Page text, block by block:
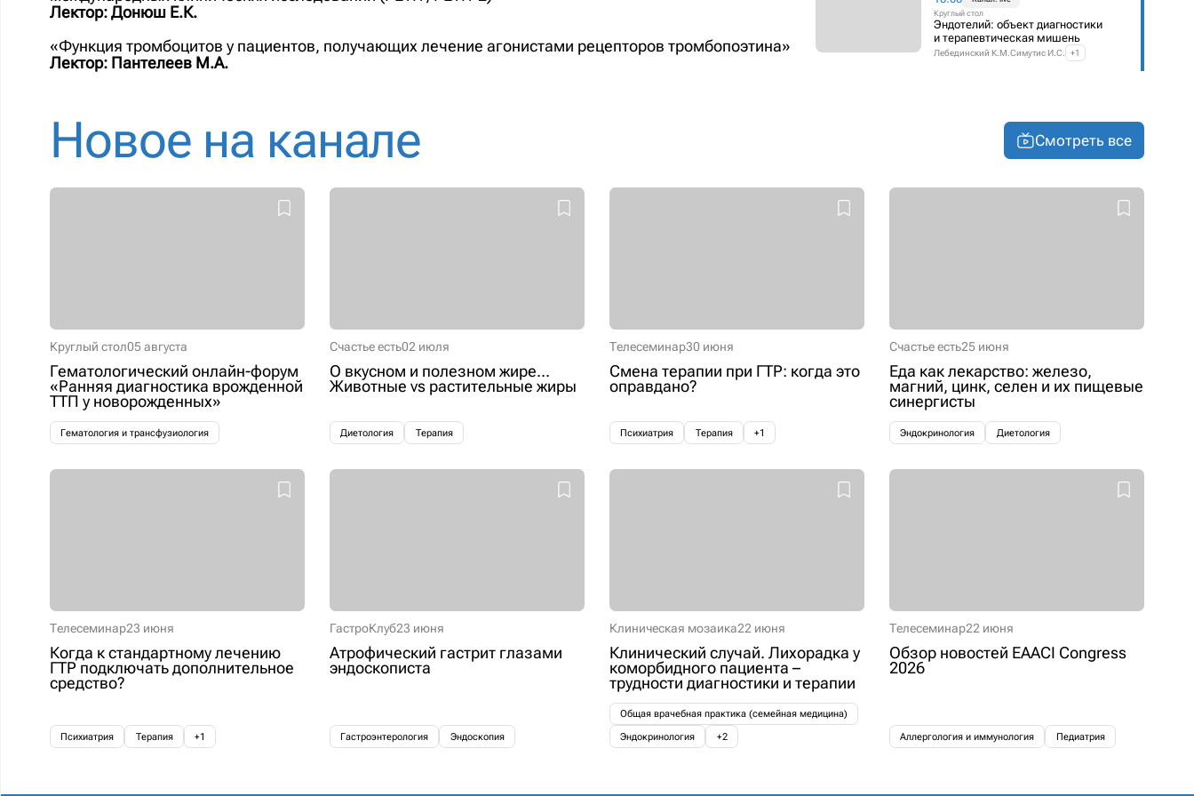
Лектор: Донюш Е.К.
«Функция тромбоцитов у пациентов, получающих лечение агонистами рецепторов тромбопоэтина»
Лектор: Пантелеев М.А.
Круглый стол
Эндотелий: объект диагностики
и терапевтическая мишень
Лебединский К.М.Симутис И.С. +1
Новое на канале Смотреть все
Круглый стол05 августа
Гематологический онлайн-форум
«Ранняя диагностика врожденной
ТТП у новорожденных»
Гематология и трансфузиология
Счастье есть02 июля
О вкусном и полезном жире...
Животные vs растительные жиры
Диетология Терапия
Телесеминар30 июня
Смена терапии при ГТР: когда это
оправдано?
Психиатрия Терапия +1
Счастье есть25 июня
Еда как лекарство: железо,
магний, цинк, селен и их пищевые
синергисты
Эндокринология Диетология
Телесеминар23 июня
Когда к стандартному лечению
ГТР подключать дополнительное
средство?
Психиатрия Терапия +1
ГастроКлуб23 июня
Атрофический гастрит глазами
эндоскописта
Гастроэнтерология Эндоскопия
Клиническая мозаика22 июня
Клинический случай. Лихорадка у
коморбидного пациента –
трудности диагностики и терапии
Общая врачебная практика (семейная медицина)
Эндокринология
+2
Телесеминар22 июня
Обзор новостей EAACI Congress
2026
Аллергология и иммунология Педиатрия